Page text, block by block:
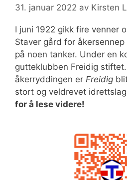
31. januar 2022 av Kirsten
I juni 1922 gikk fire venner
Staver gård for
på noen tanker. Under en
gutteklubben Freidig
åkerryddingen er Freidig
stort og veldrevet
for å lese videre!